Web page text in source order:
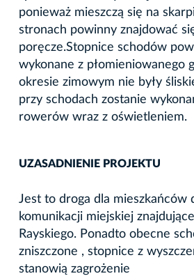
ponieważ mieszczą się na
stronach powinny znajdować
poręcze.Stopnice schodów
wykonane z płomieniowanego
okresie zimowym nie były
przy schodach zostanie
rowerów wraz z oświetleniem.
UZASADNIENIE PROJEKTU
Jest to droga dla mieszkańców
komunikacji miejskiej
Rayskiego. Ponadto obecne
zniszczone , stopnice z
stanowią zagrożenie